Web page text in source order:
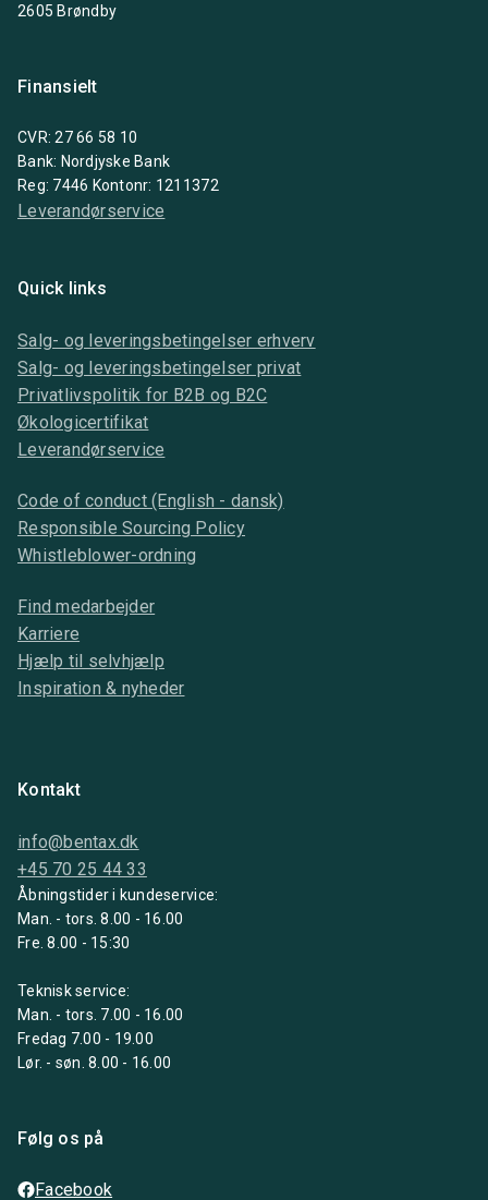
2605 Brøndby
Finansielt
CVR: 27 66 58 10
Bank: Nordjyske Bank
Reg: 7446 Kontonr: 1211372
Leverandørservice
Quick links
Salg- og leveringsbetingelser erhverv
Salg- og leveringsbetingelser privat
Privatlivspolitik for B2B og B2C
Økologicertifikat
Leverandørservice
Code of conduct (English - dansk)
Responsible Sourcing Policy
Whistleblower-ordning
Find medarbejder
Karriere
Hjælp til selvhjælp
Inspiration & nyheder
Kontakt
info@bentax.dk
+45 70 25 44 33
Åbningstider i kundeservice:
Man. - tors. 8.00 - 16.00
Fre. 8.00 - 15:30
Teknisk service:
Man. - tors. 7.00 - 16.00
Fredag 7.00 - 19.00
Lør. - søn. 8.00 - 16.00
Følg os på
Facebook